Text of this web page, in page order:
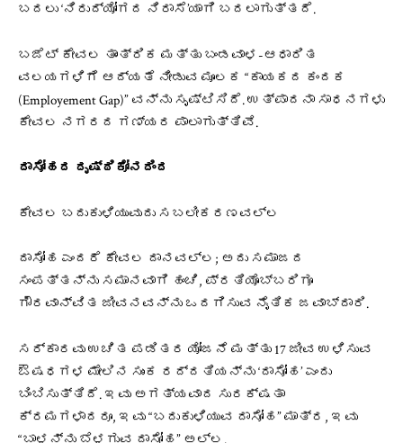
ಬದಲು ‘ನಿರುದ್ಯೋಗದ ನಿರಾಸೆ’ಯಾಗಿ ಬದಲಾಗುತ್ತದೆ.
ಬಜೆಟ್ ಕೇವಲ ತಾಂತ್ರಿಕ ಮತ್ತು ಬಂಡವಾಳ-ಆಧಾರಿತ
ವಲಯಗಳಿಗೆ ಆದ್ಯತೆ ನೀಡುವ ಮೂಲಕ “ಕಾಯಕದ ಕಂದಕ
(Employement Gap)” ವನ್ನು ಸೃಷ್ಟಿಸಿದೆ. ಉತ್ಪಾದನಾ ಸಾಧನಗಳು
ಕೇವಲ ನಗರದ ಗಣ್ಯರ ಪಾಲಾಗುತ್ತಿವೆ.
ದಾಸೋಹದ ದೃಷ್ಠಿಕೋನದಿಂದ
ಕೇವಲ ಬದುಕುಳಿಯುವುದು ಸಬಲೀಕರಣವಲ್ಲ
ದಾಸೋಹ ಎಂದರೆ ಕೇವಲ ದಾನವಲ್ಲ; ಅದು ಸಮಾಜದ
ಸಂಪತ್ತನ್ನು ಸಮಾನವಾಗಿ ಹಂಚಿ, ಪ್ರತಿಯೊಬ್ಬರಿಗೂ
ಗೌರವಾನ್ವಿತ ಜೀವನವನ್ನು ಒದಗಿಸುವ ನೈತಿಕ ಜವಾಬ್ದಾರಿ.
ಸರ್ಕಾರವು ಉಚಿತ ಪಡಿತರ ಯೋಜನೆ ಮತ್ತು 17 ಜೀವ ಉಳಿಸುವ
ಔಷಧಗಳ ಮೇಲಿನ ಸುಂಕ ರದ್ದತಿಯನ್ನು ‘ದಾಸೋಹ’ ಎಂದು
ಬಿಂಬಿಸುತ್ತಿದೆ. ಇವು ಅಗತ್ಯವಾದ ಸುರಕ್ಷತಾ
ಕ್ರಮಗಳಾದರೂ, ಇವು “ಬದುಕುಳಿಯುವ ದಾಸೋಹ” ಮಾತ್ರ, ಇವು
“ಬಾಳನ್ನು ಬೆಳಗುವ ದಾಸೋಹ” ಅಲ್ಲ.